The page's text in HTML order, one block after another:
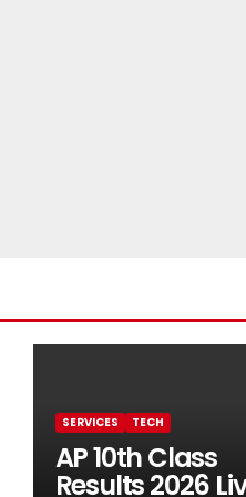
SERVICES TECH
AP 10th Class
Results 2026